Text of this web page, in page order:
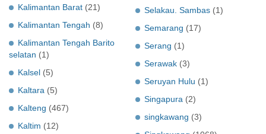
Kalimantan Barat (21)
Kalimantan Tengah (8)
Kalimantan Tengah Barito
selatan (1)
Kalsel (5)
Kaltara (5)
Kalteng (467)
Kaltim (12)
Selakau. Sambas (1)
Semarang (17)
Serang (1)
Serawak (3)
Seruyan Hulu (1)
Singapura (2)
singkawang (3)